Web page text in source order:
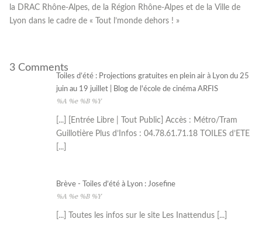
la DRAC Rhône-Alpes, de la Région Rhône-Alpes et de la Ville de
Lyon dans le cadre de « Tout l’monde dehors ! »
3 Comments
Toiles d’été : Projections gratuites en plein air à Lyon du 25
juin au 19 juillet | Blog de l'école de cinéma ARFIS
%A %e %B %Y
[...] [Entrée Libre | Tout Public] Accès : Métro/Tram
Guillotière Plus d’Infos : 04.78.61.71.18 TOILES d’ETE
[...]
Brève - Toiles d’été à Lyon : Josefine
%A %e %B %Y
[...] Toutes les infos sur le site Les Inattendus [...]